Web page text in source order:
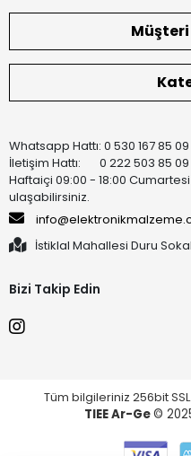
Whatsapp Hattı: 0 530 167 85 09
İletişim Hattı: 0 222 503 85 09
Haftaiçi 09:00 - 18:00
ulaşabilirsiniz.
İstiklal Mahallesi Duru
Bizi Takip Edin
Tüm bilgileriniz 256bit
TIEE Ar-Ge©